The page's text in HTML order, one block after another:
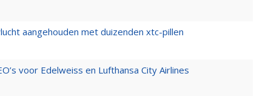
aangehouden met duizenden xtc-pillen
voor Edelweiss en Lufthansa City Airlines